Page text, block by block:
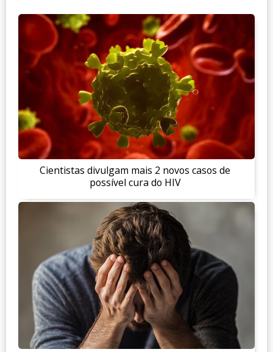
Cientistas divulgam mais 2 novos casos de
possível cura do HIV